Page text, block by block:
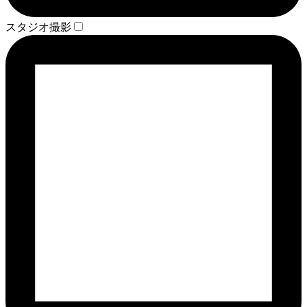
スタジオ撮影